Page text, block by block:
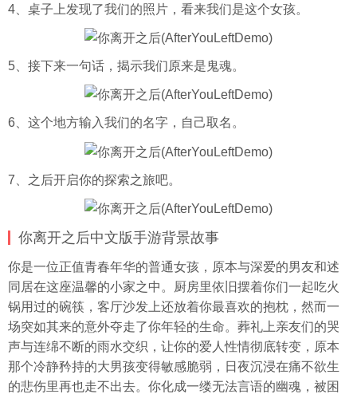
4、桌子上发现了我们的照片，看来我们是这个女孩。
5、接下来一句话，揭示我们原来是鬼魂。
6、这个地方输入我们的名字，自己取名。
7、之后开启你的探索之旅吧。
你离开之后中文版手游背景故事
你是一位正值青春年华的普通女孩，原本与深爱的男友和述
同居在这座温馨的小家之中。厨房里依旧摆着你们一起吃火
锅用过的碗筷，客厅沙发上还放着你最喜欢的抱枕，然而一
场突如其来的意外夺走了你年轻的生命。葬礼上亲友们的哭
声与连绵不断的雨水交织，让你的爱人性情彻底转变，原本
那个冷静矜持的大男孩变得敏感脆弱，日夜沉浸在痛不欲生
的悲伤里再也走不出去。你化成一缕无法言语的幽魂，被困